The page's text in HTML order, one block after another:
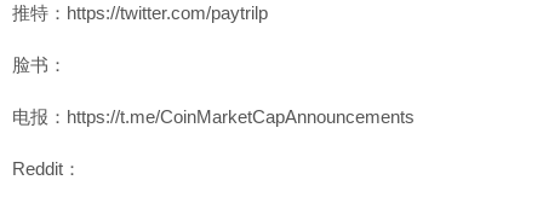
推特：https://twitter.com/paytrilp
脸书：
电报：https://t.me/CoinMarketCapAnnouncements
Reddit：